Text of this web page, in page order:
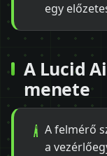
egy
A Lucid
menete
A felmérő
a